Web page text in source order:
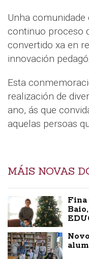
Unha
continuo proceso
convertido xa en
innovación
Esta
realización de
ano, ás que
aquelas persoas
MÁIS NOVAS
Fina